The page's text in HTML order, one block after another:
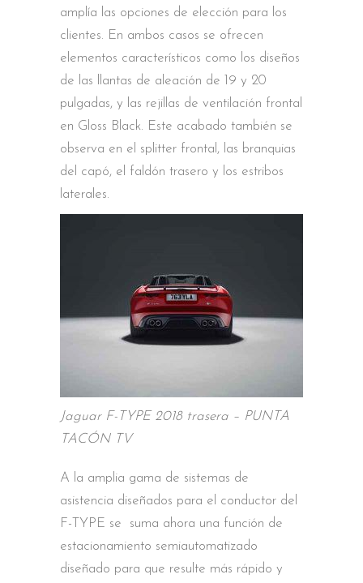
amplía las opciones de elección para los
clientes. En ambos casos se ofrecen
elementos característicos como los diseños
de las llantas de aleación de 19 y 20
pulgadas, y las rejillas de ventilación frontal
en Gloss Black. Este acabado también se
observa en el splitter frontal, las branquias
del capó, el faldón trasero y los estribos
laterales.
Jaguar F-TYPE 2018 trasera – PUNTA
TACÓN TV
A la amplia gama de sistemas de
asistencia diseñados para el conductor del
F-TYPE se suma ahora una función de
estacionamiento semiautomatizado
diseñado para que resulte más rápido y